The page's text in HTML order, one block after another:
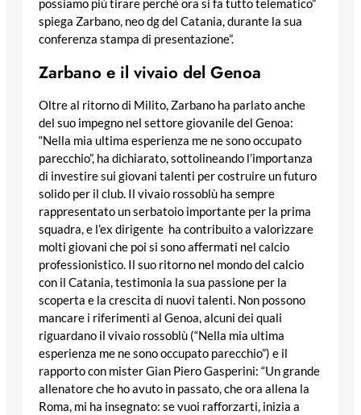
possiamo più tirare perché ora si fa tutto telematico”
spiega Zarbano, neo dg del Catania, durante la sua
conferenza stampa di presentazione”.
Zarbano e il vivaio del Genoa
Oltre al ritorno di Milito, Zarbano ha parlato anche
del suo impegno nel settore giovanile del Genoa:
“Nella mia ultima esperienza me ne sono occupato
parecchio”, ha dichiarato, sottolineando l’importanza
di investire sui giovani talenti per costruire un futuro
solido per il club. Il vivaio rossoblù ha sempre
rappresentato un serbatoio importante per la prima
squadra, e l’ex dirigente ha contribuito a valorizzare
molti giovani che poi si sono affermati nel calcio
professionistico. Il suo ritorno nel mondo del calcio
con il Catania, testimonia la sua passione per la
scoperta e la crescita di nuovi talenti. Non possono
mancare i riferimenti al Genoa, alcuni dei quali
riguardano il vivaio rossoblù (“Nella mia ultima
esperienza me ne sono occupato parecchio”) e il
rapporto con mister Gian Piero Gasperini: “Un grande
allenatore che ho avuto in passato, che ora allena la
Roma, mi ha insegnato: se vuoi rafforzarti, inizia a